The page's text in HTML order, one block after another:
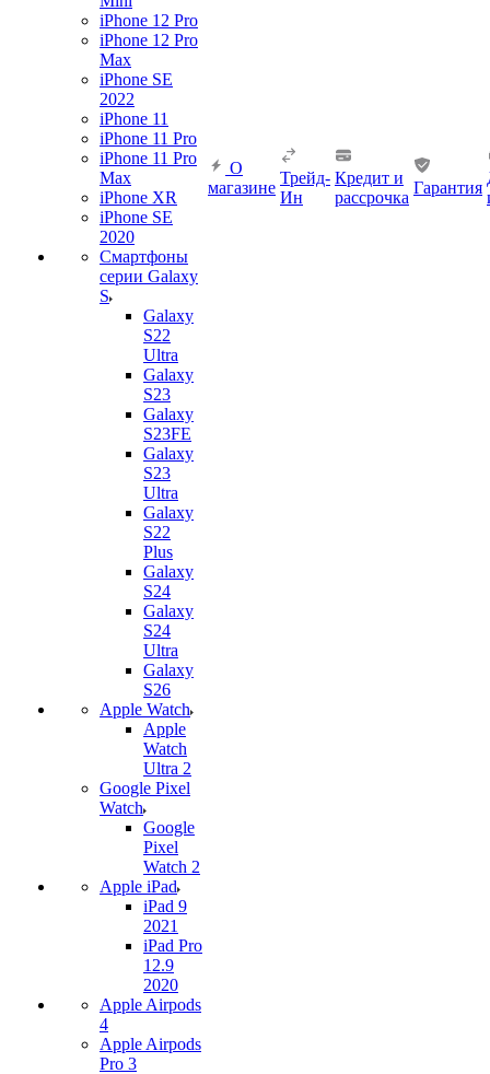
iPhone 12 Pro
iPhone 12 Pro
Max
iPhone SE
2022
iPhone 11
iPhone 11 Pro
iPhone 11 Pro
Max
iPhone XR
iPhone SE
2020
Смартфоны
серии Galaxy
S
Galaxy
S22
Ultra
Galaxy
S23
Galaxy
S23FE
Galaxy
S23
Ultra
Galaxy
S22
Plus
Galaxy
S24
Galaxy
S24
Ultra
Galaxy
S26
Apple Watch
Apple
Watch
Ultra 2
Google Pixel
Watch
Google
Pixel
Watch 2
Apple iPad
iPad 9
2021
iPad Pro
12.9
2020
Apple Airpods
4
Apple Airpods
Pro 3
О
магазине
Трейд-
Ин
Кредит и
рассрочка
Гарантия